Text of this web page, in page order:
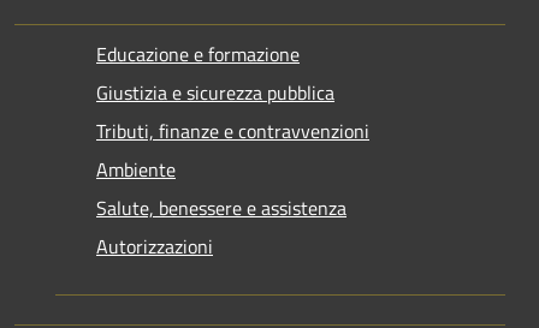
Educazione e formazione
Giustizia e sicurezza pubblica
Tributi, finanze e contravvenzioni
Ambiente
Salute, benessere e assistenza
Autorizzazioni